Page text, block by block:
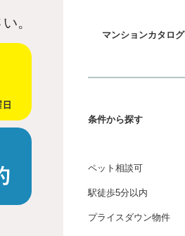
。
マンションカタログ
条件から探す
ペット相談可
駅徒歩5分以内
プライスダウン物件